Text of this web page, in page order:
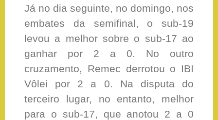
Já no dia seguinte, no domingo, nos
embates da semifinal, o sub-19
levou a melhor sobre o sub-17 ao
ganhar por 2 a 0. No outro
cruzamento, Remec derrotou o IBI
Vôlei por 2 a 0. Na disputa do
terceiro lugar, no entanto, melhor
para o sub-17, que anotou 2 a 0